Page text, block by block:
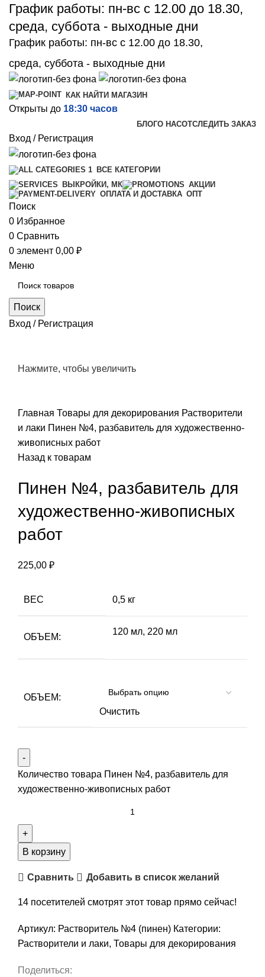
График работы: пн-вс с 12.00 до 18.30,
среда, суббота - выходные дни
График работы: пн-вс с 12.00 до 18.30,
среда, суббота - выходные дни
КАК НАЙТИ МАГАЗИН
Открыты до 18:30 часов
БЛОГО НАСОТСЛЕДИТЬ ЗАКАЗ
Вход / Регистрация
ВСЕ КАТЕГОРИИ
ВЫКРОЙКИ, МК
АКЦИИ
ОПЛАТА И ДОСТАВКА ОПТ
Поиск
0 Избранное
0 Сравнить
0 элемент 0,00 ₽
Меню
Поиск
Вход / Регистрация
Нажмите, чтобы увеличить
Главная Товары для декорирования Растворители
и лаки Пинен №4, разбавитель для художественно-
живописных работ
Назад к товарам
Пинен №4, разбавитель для
художественно-живописных
работ
225,00 ₽
ВЕС 0,5 кг
ОБЪЕМ:
120 мл, 220 мл
ОБЪЕМ:
Очистить
Количество товара Пинен №4, разбавитель для
художественно-живописных работ
В корзину
Сравнить Добавить в список желаний
14 посетителей смотрят этот товар прямо сейчас!
Артикул: Растворитель №4 (пинен) Категории:
Растворители и лаки, Товары для декорирования
Поделиться: